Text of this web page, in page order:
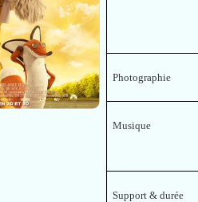
Photographie
Musique
Support & durée